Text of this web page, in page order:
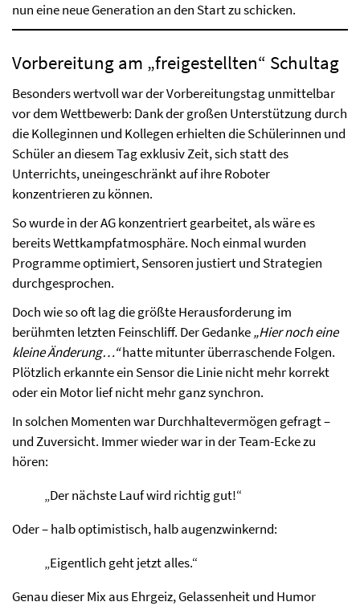
nun eine neue Generation an den Start zu schicken.
Vorbereitung am „freigestellten“ Schultag
Besonders wertvoll war der Vorbereitungstag unmittelbar
vor dem Wettbewerb: Dank der großen Unterstützung durch
die Kolleginnen und Kollegen erhielten die Schülerinnen und
Schüler an diesem Tag exklusiv Zeit, sich statt des
Unterrichts, uneingeschränkt auf ihre Roboter
konzentrieren zu können.
So wurde in der AG konzentriert gearbeitet, als wäre es
bereits Wettkampfatmosphäre. Noch einmal wurden
Programme optimiert, Sensoren justiert und Strategien
durchgesprochen.
Doch wie so oft lag die größte Herausforderung im
berühmten letzten Feinschliff. Der Gedanke„Hier noch eine
kleine Änderung…“hatte mitunter überraschende Folgen.
Plötzlich erkannte ein Sensor die Linie nicht mehr korrekt
oder ein Motor lief nicht mehr ganz synchron.
In solchen Momenten war Durchhaltevermögen gefragt –
und Zuversicht. Immer wieder war in der Team-Ecke zu
hören:
„Der nächste Lauf wird richtig gut!“
Oder – halb optimistisch, halb augenzwinkernd:
„Eigentlich geht jetzt alles.“
Genau dieser Mix aus Ehrgeiz, Gelassenheit und Humor